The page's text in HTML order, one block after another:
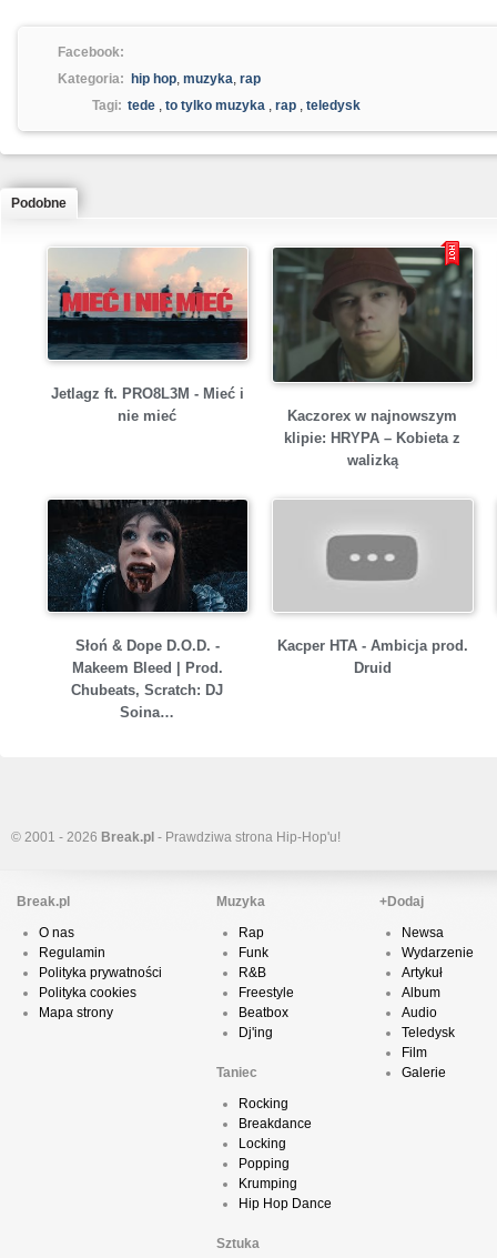
Facebook:
Kategoria:
hip hop, muzyka, rap
Tagi: tede , to tylko muzyka , rap , teledysk
Podobne
Jetlagz ft. PRO8L3M - Mieć i
nie mieć
Kaczorex w najnowszym
klipie: HRYPA – Kobieta z
walizką
Słoń & Dope D.O.D. -
Makeem Bleed | Prod.
Chubeats, Scratch: DJ
Soina…
Kacper HTA - Ambicja prod.
Druid
© 2001 - 2026 Break.pl - Prawdziwa strona Hip-Hop'u!
Break.pl
O nas
Regulamin
Polityka prywatności
Polityka cookies
Mapa strony
Muzyka
Rap
Funk
R&B
Freestyle
Beatbox
Dj'ing
Taniec
Rocking
Breakdance
Locking
Popping
Krumping
Hip Hop Dance
Sztuka
+Dodaj
Newsa
Wydarzenie
Artykuł
Album
Audio
Teledysk
Film
Galerie